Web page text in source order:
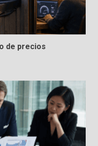
de precios